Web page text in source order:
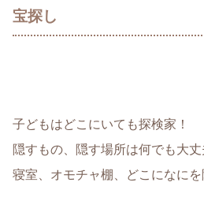
宝探し
子どもはどこにいても探検家！
隠すもの、隠す場所は何でも大丈
寝室、オモチャ棚、どこになに